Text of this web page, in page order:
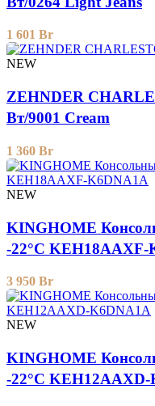
1 601 Br
NEW
ZEHNDER
Вт/9001 Cream
1 360 Br
NEW
KINGHOME
-22°C KEH18AAXF-
3 950 Br
NEW
KINGHOME
-22°C